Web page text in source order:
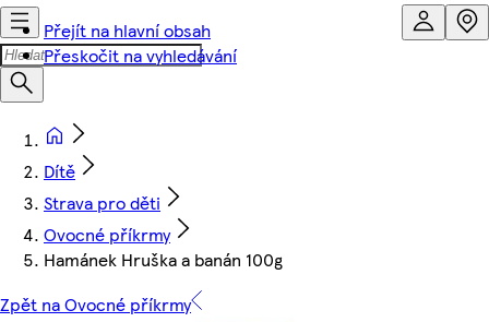
Přejít na hlavní obsah
Přeskočit na vyhledávání
Dítě
Strava pro děti
Ovocné příkrmy
Hamánek Hruška a banán 100g
Zpět na Ovocné příkrmy